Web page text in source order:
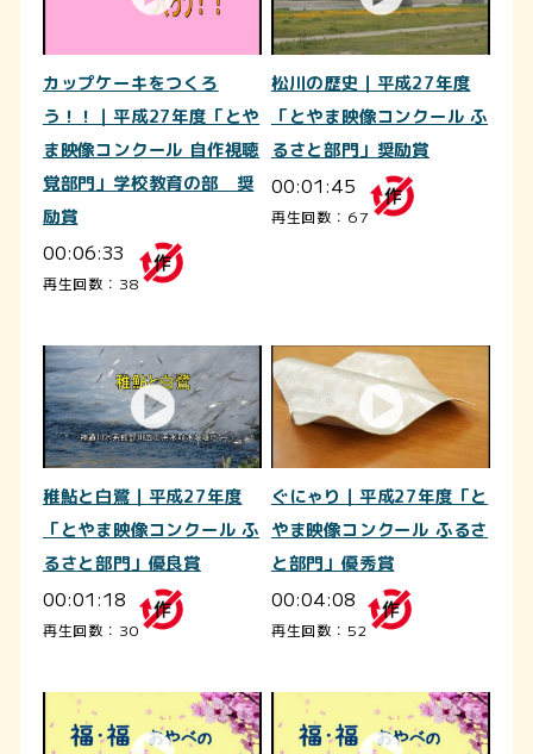
カップケーキをつくろ
う！！｜平成27年度「とや
ま映像コンクール 自作視聴
覚部門」学校教育の部 奨
励賞
00:06:33
再生回数：38
松川の歴史｜平成27年度
「とやま映像コンクール ふ
るさと部門」奨励賞
00:01:45
再生回数：67
稚鮎と白鷺｜平成27年度
「とやま映像コンクール ふ
るさと部門」優良賞
00:01:18
再生回数：30
ぐにゃり｜平成27年度「と
やま映像コンクール ふるさ
と部門」優秀賞
00:04:08
再生回数：52